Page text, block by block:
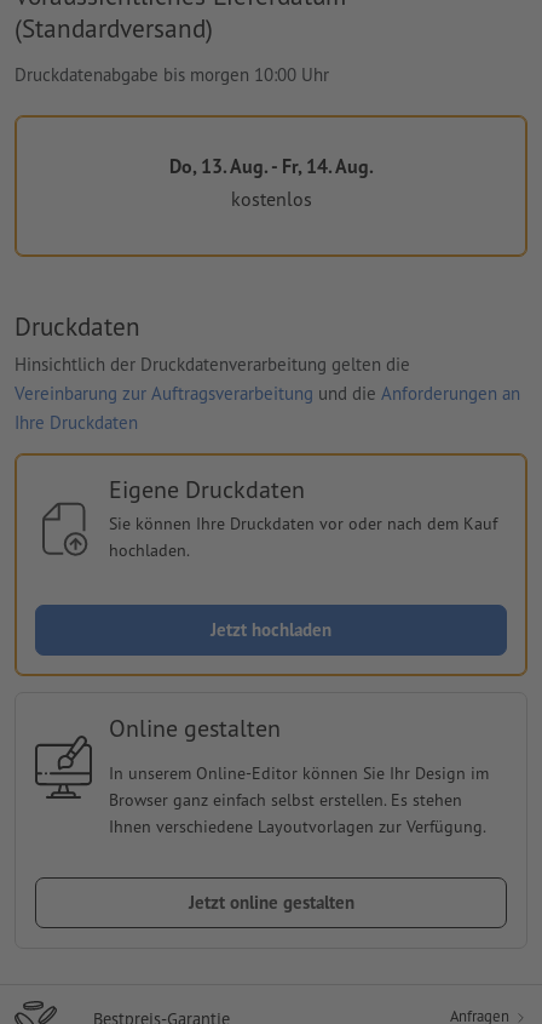
(Standardversand)
Druckdatenabgabe bis morgen 10:00 Uhr
Do, 13. Aug. - Fr, 14. Aug.
kostenlos
Druckdaten
Hinsichtlich der Druckdatenverarbeitung gelten die
Vereinbarung zur Auftragsverarbeitung und die Anforderungen an
Ihre Druckdaten
Eigene Druckdaten
Sie können Ihre Druckdaten vor oder nach dem Kauf
hochladen.
Jetzt hochladen
Online gestalten
In unserem Online-Editor können Sie Ihr Design im
Browser ganz einfach selbst erstellen. Es stehen
Ihnen verschiedene Layoutvorlagen zur Verfügung.
Jetzt online gestalten
Bestpreis-Garantie Anfragen